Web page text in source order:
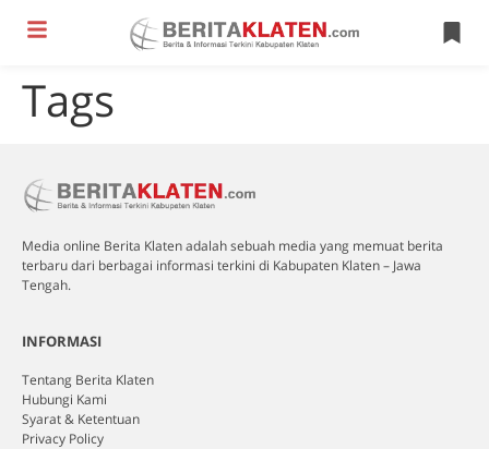
Tags
Media online Berita Klaten adalah sebuah media yang memuat berita
terbaru dari berbagai informasi terkini di Kabupaten Klaten – Jawa
Tengah.
INFORMASI
Tentang Berita Klaten
Hubungi Kami
Syarat & Ketentuan
Privacy Policy